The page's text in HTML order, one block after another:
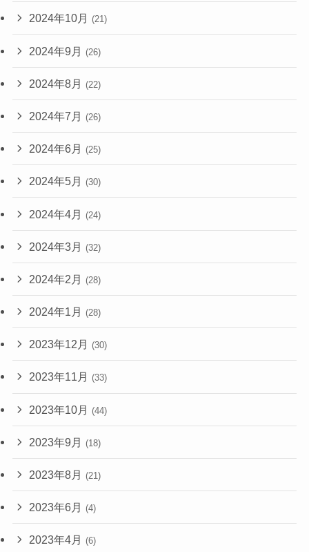
2024年10月 (21)
2024年9月 (26)
2024年8月 (22)
2024年7月 (26)
2024年6月 (25)
2024年5月 (30)
2024年4月 (24)
2024年3月 (32)
2024年2月 (28)
2024年1月 (28)
2023年12月 (30)
2023年11月 (33)
2023年10月 (44)
2023年9月 (18)
2023年8月 (21)
2023年6月 (4)
2023年4月 (6)